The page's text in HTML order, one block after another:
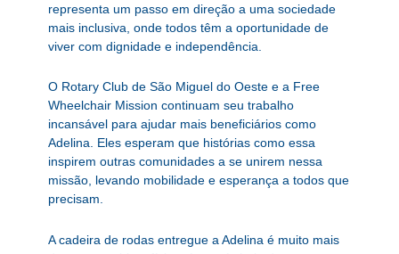
representa um passo em direção a uma sociedade
mais inclusiva, onde todos têm a oportunidade de
viver com dignidade e independência.
O Rotary Club de São Miguel do Oeste e a Free
Wheelchair Mission continuam seu trabalho
incansável para ajudar mais beneficiários como
Adelina. Eles esperam que histórias como essa
inspirem outras comunidades a se unirem nessa
missão, levando mobilidade e esperança a todos que
precisam.
A cadeira de rodas entregue a Adelina é muito mais